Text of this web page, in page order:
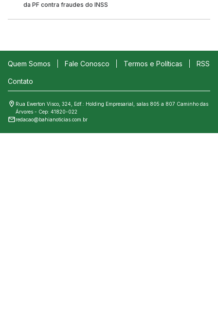
da PF contra fraudes do INSS
Quem Somos Fale Conosco Termos e Políticas RSS
Contato
Rua Ewerton Visco, 324, Edf.: Holding Empresarial, salas 805 a 807 Caminho das
Árvores - Cep: 41820-022
redacao@bahianoticias.com.br